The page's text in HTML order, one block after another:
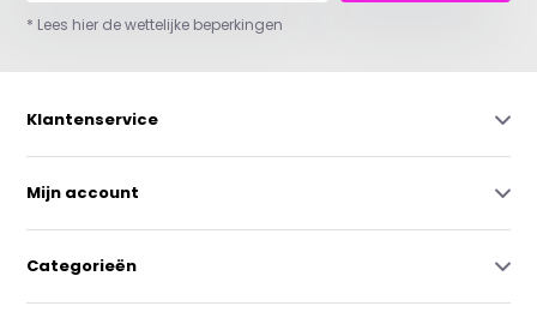
* Lees hier de wettelijke beperkingen
Klantenservice
Mijn account
Categorieën